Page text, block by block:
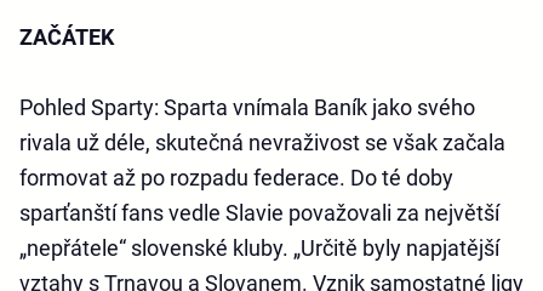
ZAČÁTEK
Pohled Sparty: Sparta vnímala Baník jako svého
rivala už déle, skutečná nevraživost se však začala
formovat až po rozpadu federace. Do té doby
sparťanští fans vedle Slavie považovali za největší
„nepřátele“ slovenské kluby. „Určitě byly napjatější
vztahy s Trnavou a Slovanem. Vznik samostatné ligy